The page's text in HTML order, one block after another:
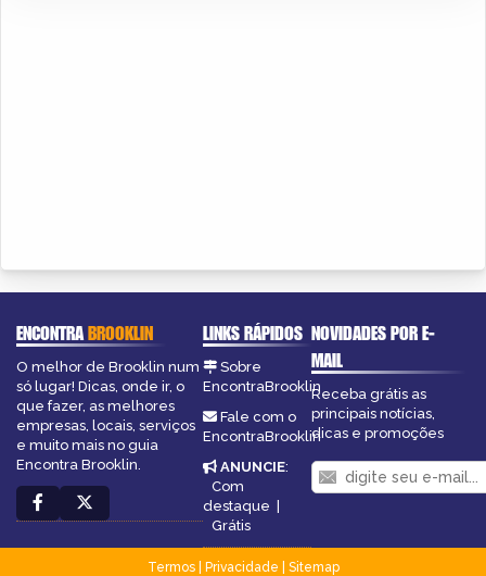
ENCONTRABROOKLIN
O melhor de Brooklin num
só lugar! Dicas, onde ir, o
que fazer, as melhores
empresas, locais, serviços
e muito mais no guia
Encontra Brooklin.
LINKS RÁPIDOS
Sobre
EncontraBrooklin
Fale com o
EncontraBrooklin
ANUNCIE:
Com
destaque |
Grátis
NOVIDADES POR E-
MAIL
Receba grátis as
principais notícias,
dicas e promoções
Termos| Privacidade
Sitemap